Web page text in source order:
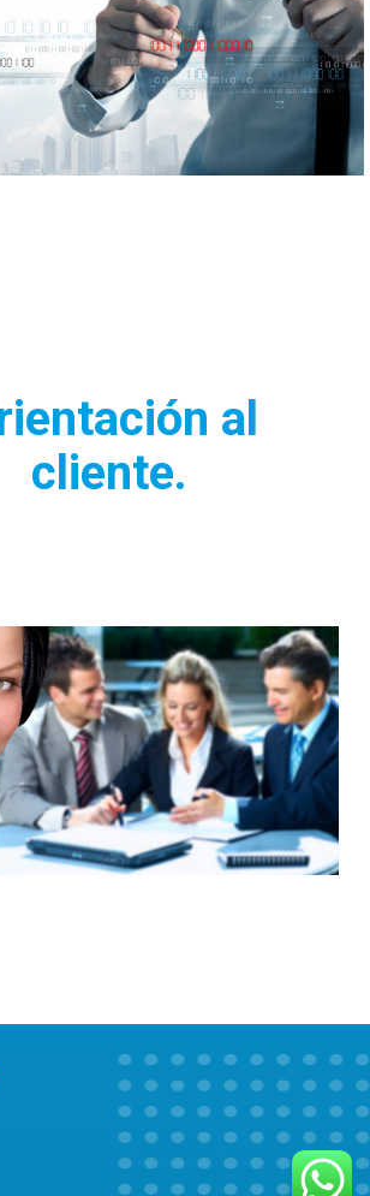
al
cliente.